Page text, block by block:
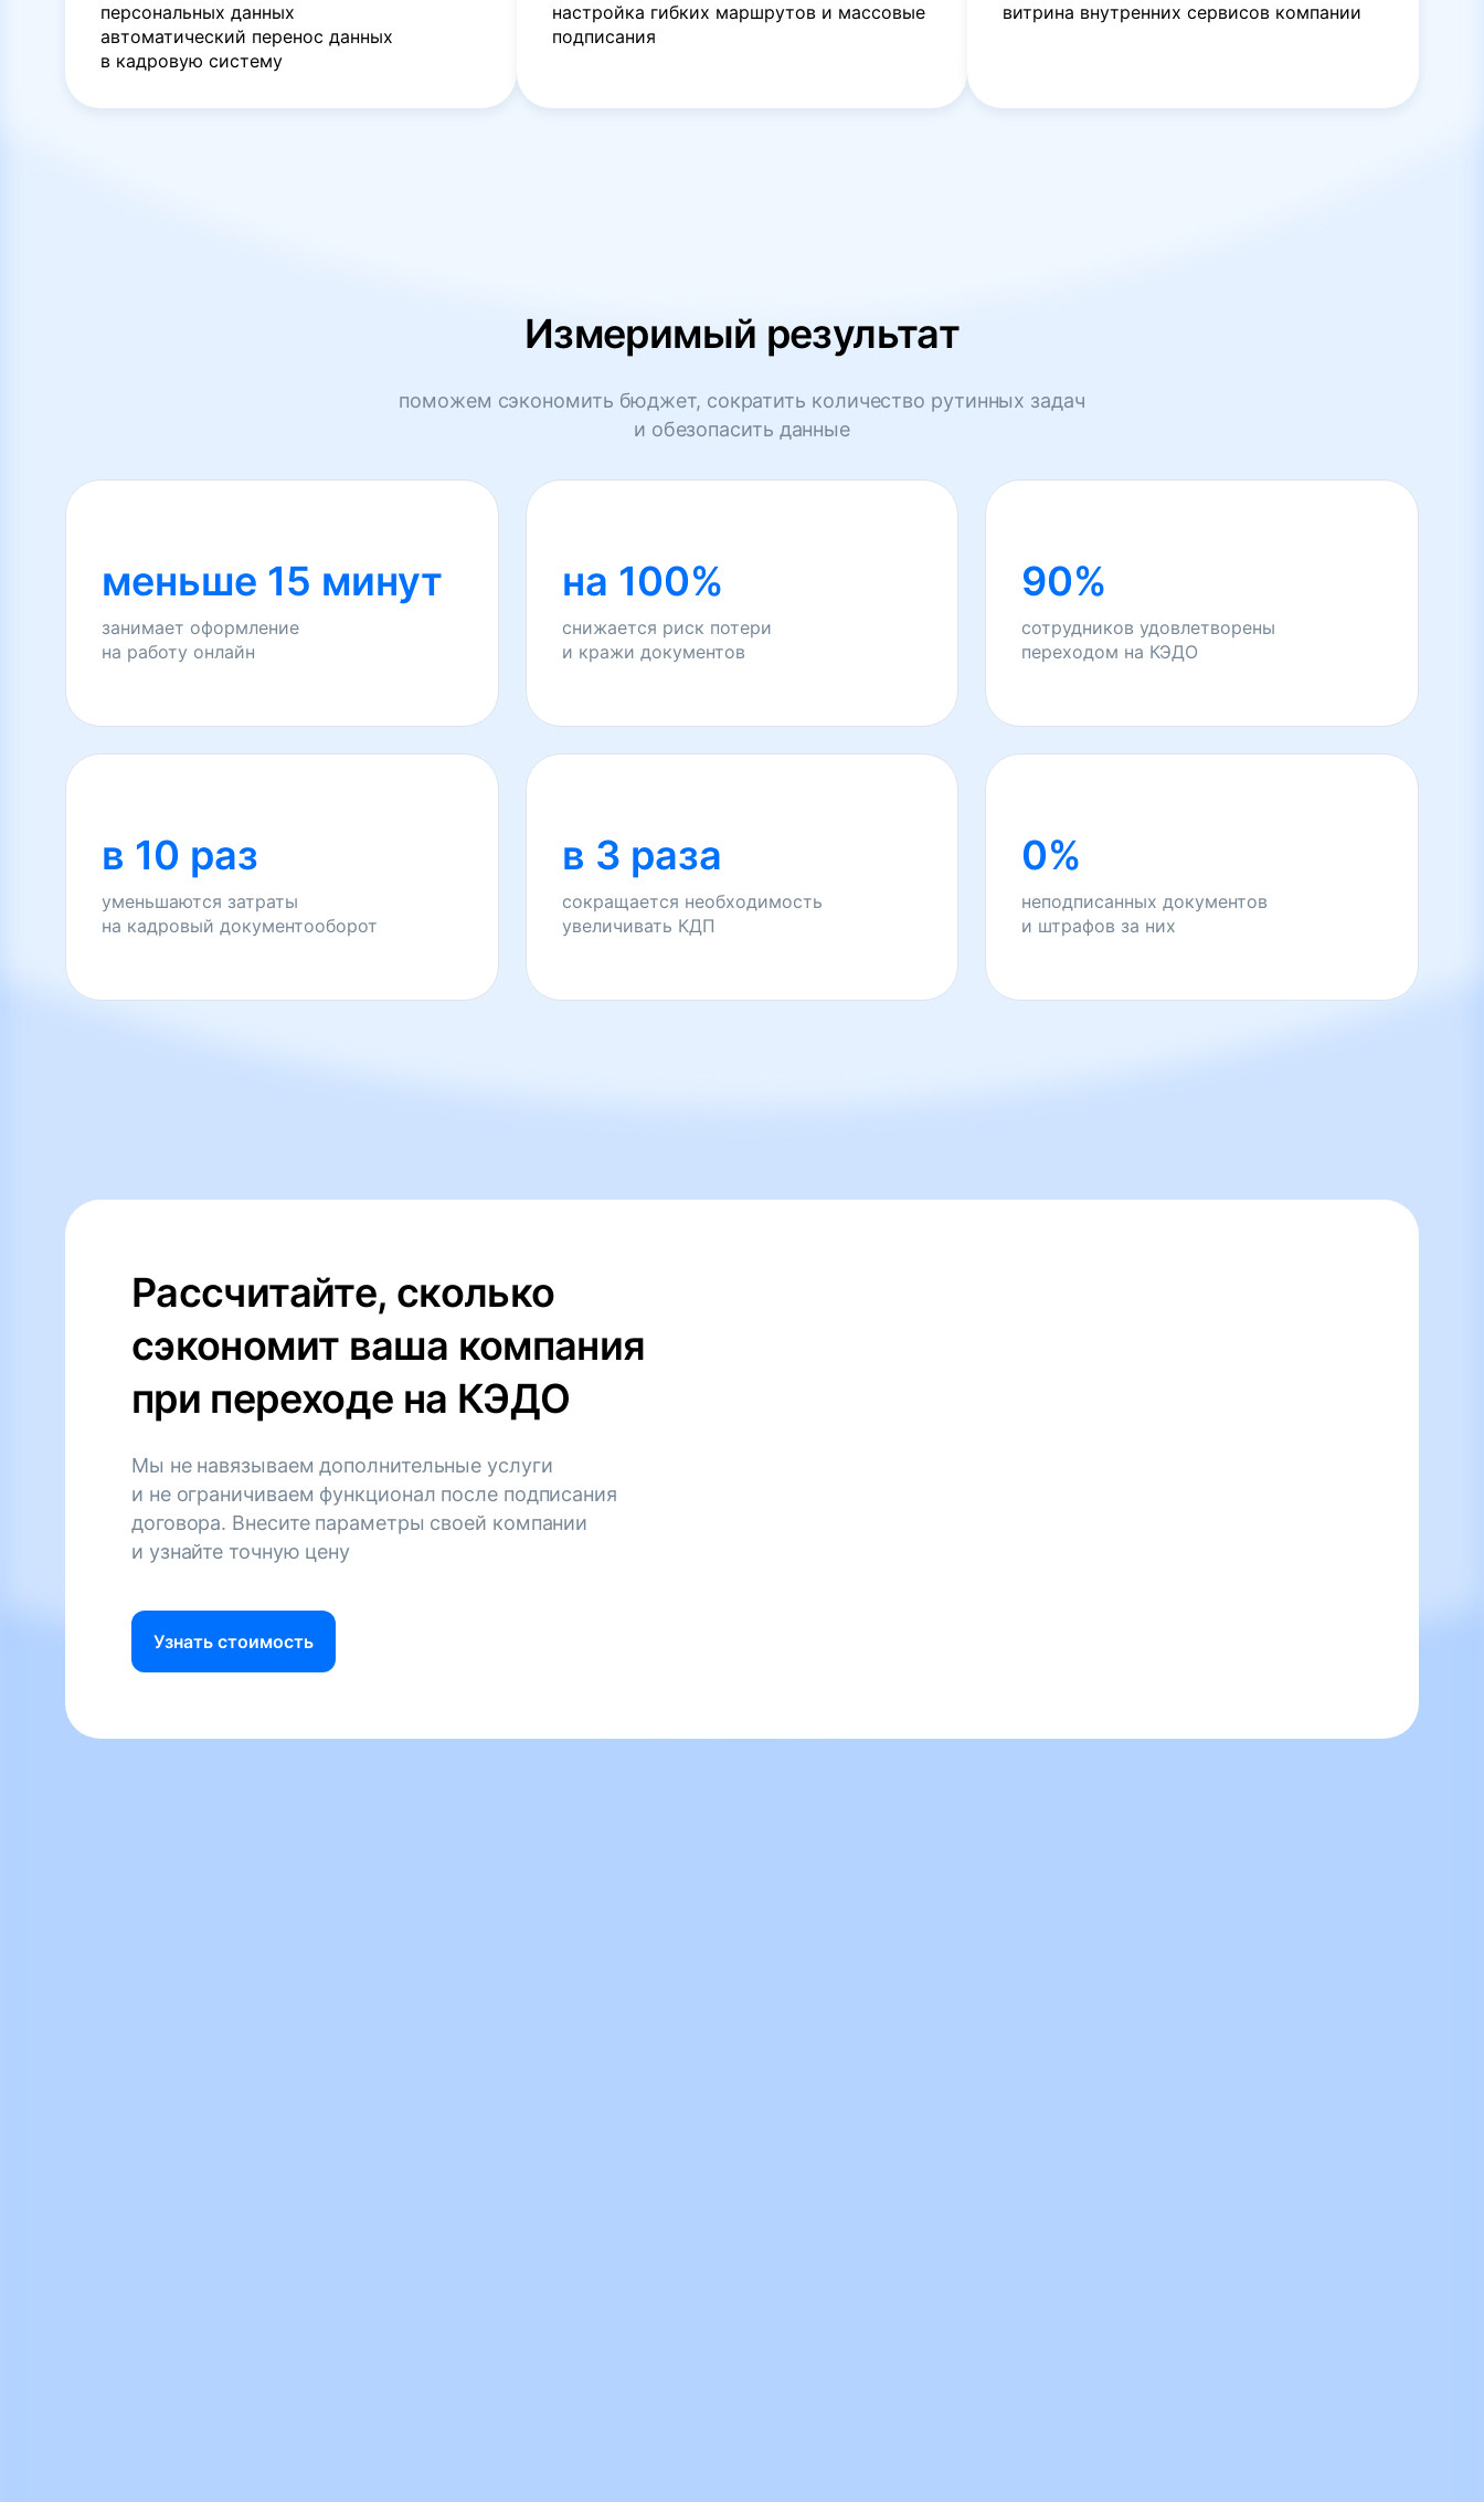
персональных данных
автоматический перенос данных
в кадровую систему
настройка гибких маршрутов и массовые
подписания
витрина внутренних сервисов компании
Измеримый результат
поможем сэкономить бюджет, сократить количество рутинных задач
и обезопасить данные
меньше 15 минут
занимает оформление
на работу онлайн
на 100%
снижается риск потери
и кражи документов
90%
сотрудников удовлетворены
переходом на КЭДО
в 10 раз
уменьшаются затраты
на кадровый документооборот
в 3 раза
сокращается необходимость
увеличивать КДП
0%
неподписанных документов
и штрафов за них
Рассчитайте, сколько
сэкономит ваша компания
при переходе на КЭДО
Мы не навязываем дополнительные услуги
и не ограничиваем функционал после подписания
договора. Внесите параметры своей компании
и узнайте точную цену
Узнать стоимость